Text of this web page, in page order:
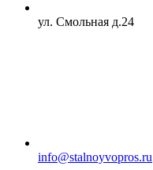
ул. Смольная д.24
info@stalnoyvopros.ru